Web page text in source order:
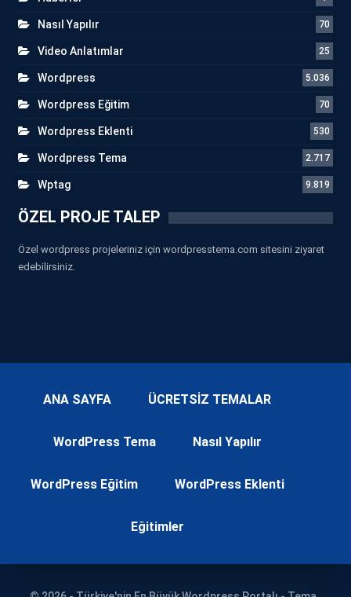
Nasıl Yapılır 70
Video Anlatımlar 25
Wordpress 5.036
Wordpress Eğitim 70
Wordpress Eklenti 530
Wordpress Tema 2.717
Wptag 9.819
ÖZEL PROJE TALEP
Özel wordpress projeleriniz için wordpresstema.com sitesini ziyaret
edebilirsiniz.
ANA SAYFA ÜCRETSİZ TEMALAR
WordPress Tema Nasıl Yapılır
WordPress Eğitim WordPress Eklenti
Eğitimler